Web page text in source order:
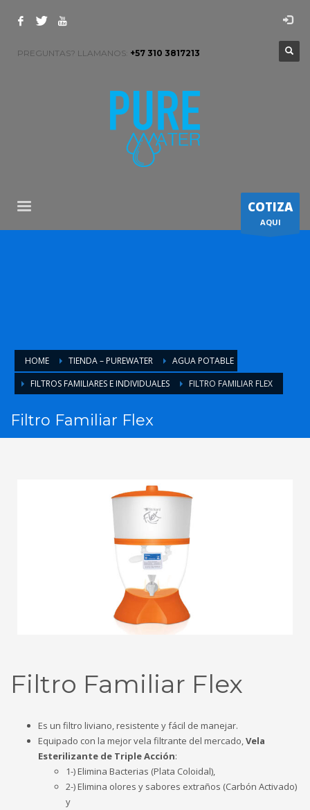
PREGUNTAS? LLAMANOS: +57 310 3817213
COTIZA
AQUI
HOME TIENDA – PUREWATER
AGUA POTABLE
FILTROS FAMILIARES E INDIVIDUALES
FILTRO FAMILIAR FLEX
Filtro Familiar Flex
Filtro Familiar Flex
Es un filtro liviano, resistente y fácil de manejar.
Equipado con la mejor vela filtrante del mercado,Vela
Esterilizante de Triple Acción:
1-) Elimina Bacterias (Plata Coloidal),
2-) Elimina olores y sabores extraños (Carbón Activado)
y